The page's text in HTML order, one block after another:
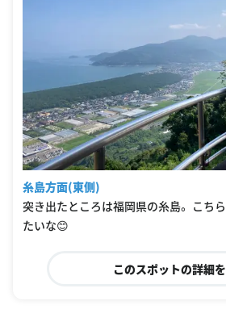
糸島方面(東側)
突き出たところは福岡県の糸島。 こち
たいな😊
このスポットの詳細